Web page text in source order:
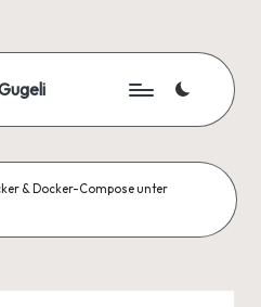
& Docker-Compose unter